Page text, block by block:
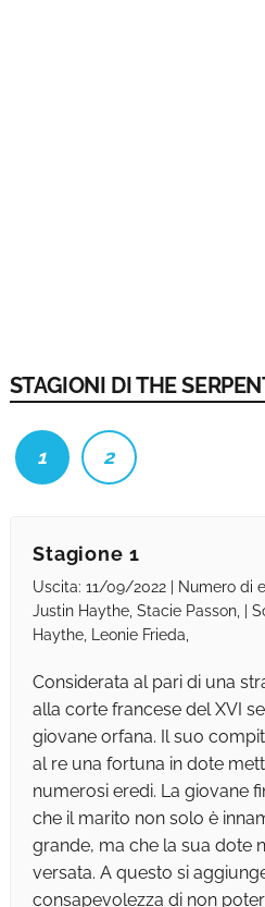
STAGIONI DI THE
1 2
Stagione 1
Uscita: 11/09/2022 | Numero di
Justin Haythe, Stacie Passon, |
Haythe, Leonie Frieda,
Considerata al pari di una
alla corte francese del XVI
giovane orfana. Il suo
al re una fortuna in dote
numerosi eredi. La giovane
che il marito non solo è
grande, ma che la sua dote
versata. A questo si
consapevolezza di non